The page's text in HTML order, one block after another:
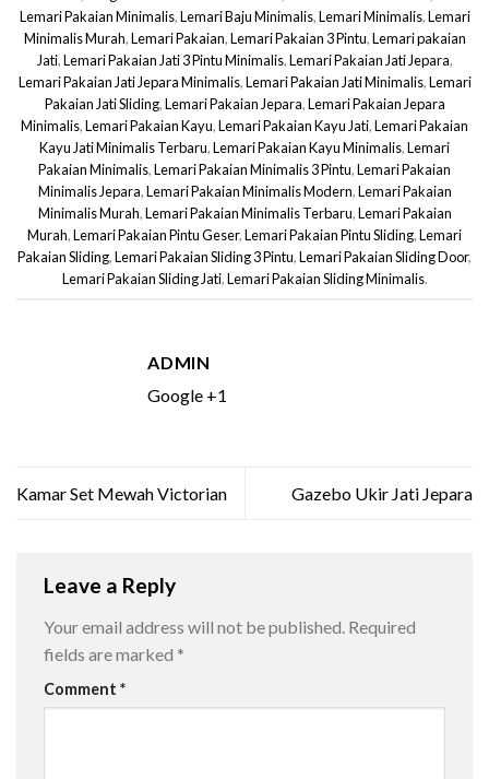
Lemari Pakaian Minimalis,Lemari Baju Minimalis,Lemari Minimalis,Lemari
Minimalis Murah,Lemari Pakaian,Lemari Pakaian 3 Pintu,Lemari pakaian
Jati,Lemari Pakaian Jati 3 Pintu Minimalis,Lemari Pakaian Jati Jepara,
Lemari Pakaian Jati Jepara Minimalis,Lemari Pakaian Jati Minimalis,Lemari
Pakaian Jati Sliding,Lemari Pakaian Jepara,Lemari Pakaian Jepara
Minimalis,Lemari Pakaian Kayu,Lemari Pakaian Kayu Jati,Lemari Pakaian
Kayu Jati Minimalis Terbaru,Lemari Pakaian Kayu Minimalis,Lemari
Pakaian Minimalis,Lemari Pakaian Minimalis 3 Pintu,Lemari Pakaian
Minimalis Jepara,Lemari Pakaian Minimalis Modern,Lemari Pakaian
Minimalis Murah,Lemari Pakaian Minimalis Terbaru,Lemari Pakaian
Murah,Lemari Pakaian Pintu Geser,Lemari Pakaian Pintu Sliding,Lemari
Pakaian Sliding,Lemari Pakaian Sliding 3 Pintu,Lemari Pakaian Sliding Door,
Lemari Pakaian Sliding Jati,Lemari Pakaian Sliding Minimalis.
ADMIN
Google +1
Kamar Set Mewah Victorian Gazebo Ukir Jati Jepara
Leave a Reply
Your email address will not be published. Required
fields are marked *
Comment *